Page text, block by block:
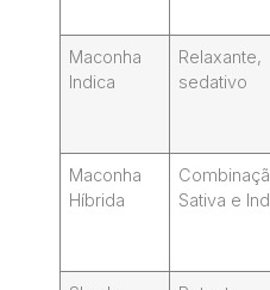
Maconha
Indica
Relaxante,
sedativo
Maconha
Híbrida
Sativa e